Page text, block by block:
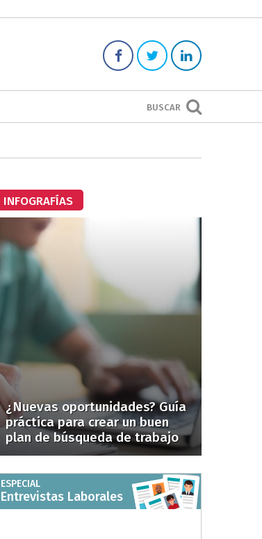
BUSCAR
INFOGRAFÍAS
¿Nuevas oportunidades? Guía
práctica para crear un buen
plan de búsqueda de trabajo
ESPECIAL
Entrevistas Laborales